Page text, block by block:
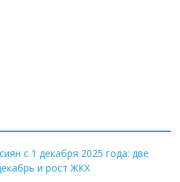
с 1 декабря 2025 года: две
и рост ЖКХ